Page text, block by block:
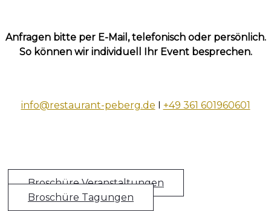
Anfragen bitte per E-Mail, telefonisch oder persönlich.
So können wir individuell Ihr Event besprechen.
info@restaurant-peberg.de I +49 361 601960601
Broschüre Veranstaltungen
Broschüre Tagungen